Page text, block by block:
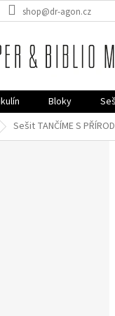
shop@dr-agon.cz
Bloky
Sešit TANČÍME S